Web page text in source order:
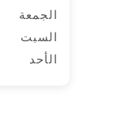
الجمعة
السبت
الأحد